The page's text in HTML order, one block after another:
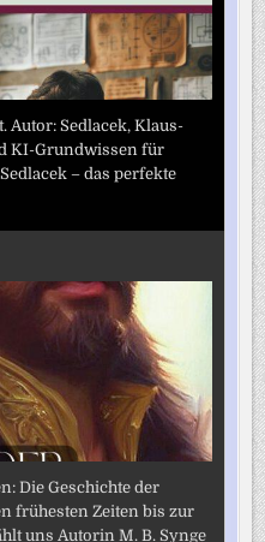
Autor: Sedlacek, Klaus-
KI-Grundwissen für
– das perfekte
Die Geschichte der
frühesten Zeiten bis zur
uns Autorin M. B. Synge